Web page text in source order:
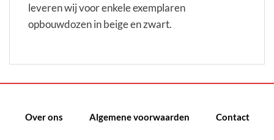
leveren wij voor enkele exemplaren
opbouwdozen in beige en zwart.
Over ons Algemene voorwaarden Contact